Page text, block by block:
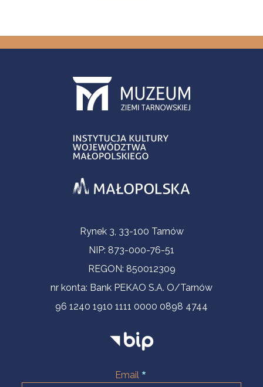
Informacje kontaktoweRynek 3, 33-100 Tarnów
NIP: 873-000-76-51
REGON: 850012309
nr konta: Bank PEKAO S.A. O/Tarnów
96 1240 1910 1111 0000 0898 4744
Email